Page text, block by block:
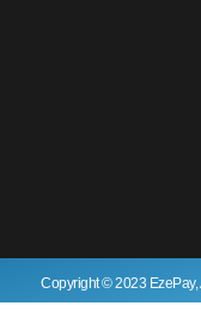
Copyright © 2023